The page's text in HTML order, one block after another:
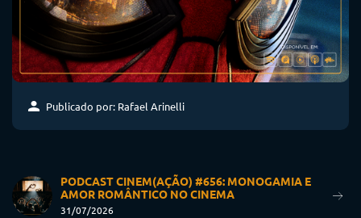
Publicado por: Rafael Arinelli
PODCAST CINEM(AÇÃO) #656: MONOGAMIA E
AMOR ROMÂNTICO NO CINEMA
31/07/2026